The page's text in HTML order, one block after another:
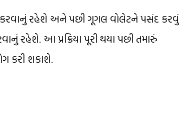
કરવાનું રહેશે અને પછી ગૂગલ વોલેટને પસંદ કરવું
રહેશે. આ પ્રક્રિયા પૂરી થયા પછી તમારું
કરી શકાશે.